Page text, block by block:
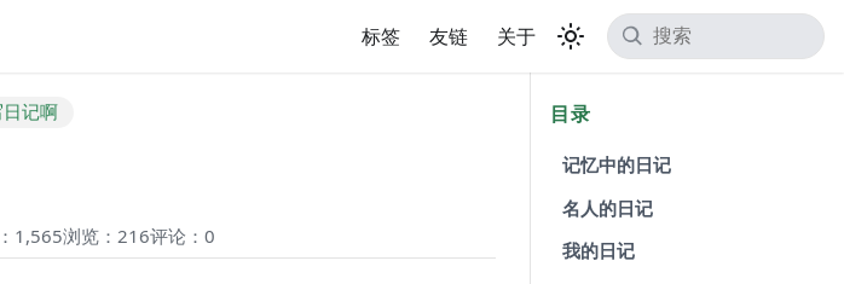
标签 友链 关于
记啊
1,565浏览：216评论： 0
目录
​记忆中的日记
​名人的日记
​我的日记